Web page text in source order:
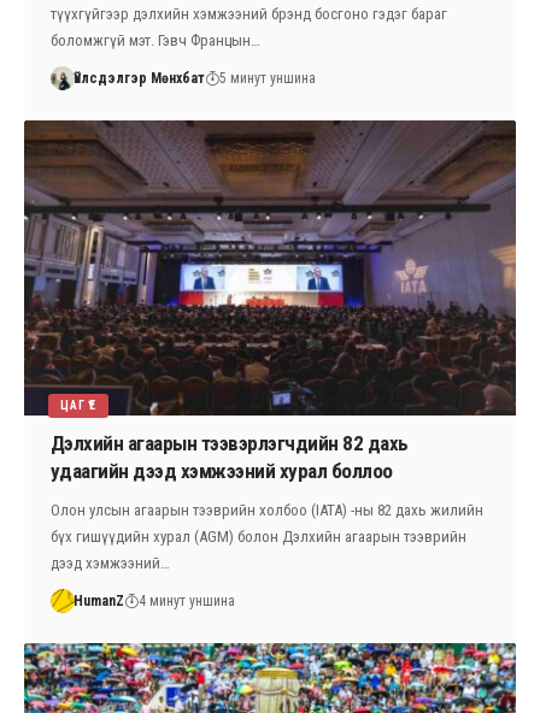
түүхгүйгээр дэлхийн хэмжээний брэнд босгоно гэдэг бараг
боломжгүй мэт. Гэвч Францын…
Үйлсдэлгэр Мөнхбат 5 минут уншина
ЦАГ ҮЕ
Дэлхийн агаарын тээвэрлэгчдийн 82 дахь
удаагийн дээд хэмжээний хурал боллоо
Олон улсын агаарын тээврийн холбоо (IATA) -ны 82 дахь жилийн
бүх гишүүдийн хурал (AGM) болон Дэлхийн агаарын тээврийн
дээд хэмжээний…
HumanZ 4 минут уншина